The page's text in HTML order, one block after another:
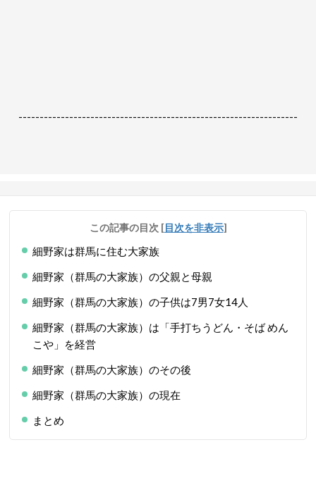
------------------------------------------------------------------
この記事の目次 [目次を非表示]
細野家は群馬に住む大家族
細野家（群馬の大家族）の父親と母親
細野家（群馬の大家族）の子供は7男7女14人
細野家（群馬の大家族）は「手打ちうどん・そば めん
こや」を経営
細野家（群馬の大家族）のその後
細野家（群馬の大家族）の現在
まとめ